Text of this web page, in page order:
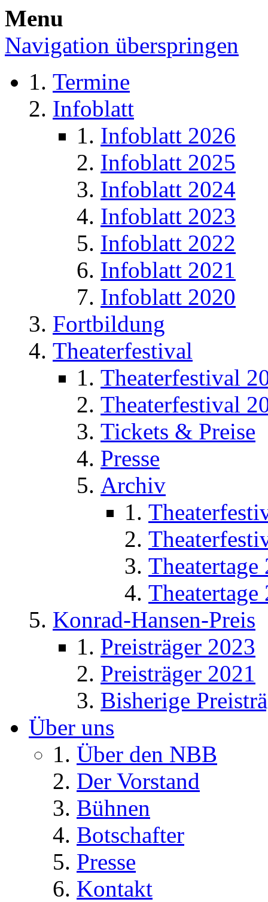
Menu
Navigation überspringen
Termine
Infoblatt
Infoblatt 2026
Infoblatt 2025
Infoblatt 2024
Infoblatt 2023
Infoblatt 2022
Infoblatt 2021
Infoblatt 2020
Fortbildung
Theaterfestival
Theaterfestival
Theaterfestival
Tickets & Preise
Presse
Archiv
Theatertage
Theatertage
Konrad-Hansen-Preis
Preisträger 2023
Preisträger 2021
Bisherige
Über uns
Über den NBB
Der Vorstand
Bühnen
Botschafter
Presse
Kontakt